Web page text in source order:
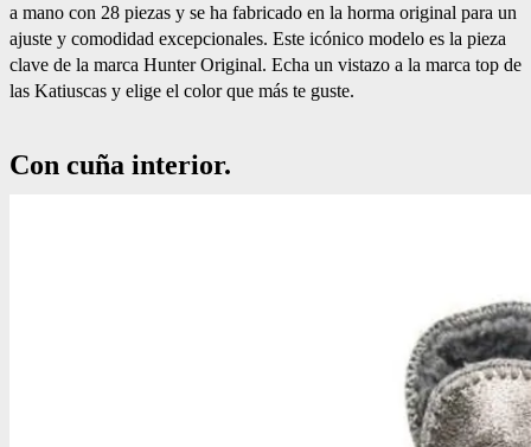
a mano con 28 piezas y se ha fabricado en la horma original para un
ajuste y comodidad excepcionales. Este icónico modelo es la pieza
clave de la marca Hunter Original. Echa un vistazo a la marca top de
las Katiuscas y elige el color que más te guste.
Con cuña interior.